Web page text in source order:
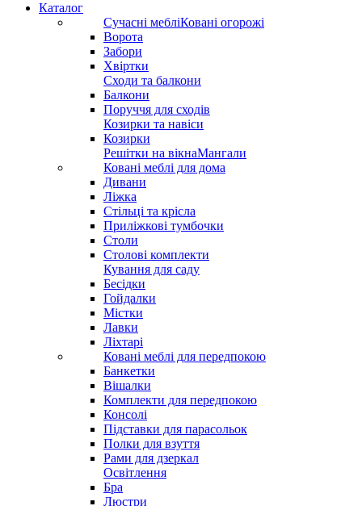
Каталог
Сучасні мебліКовані огорожі
Ворота
Забори
Хвіртки
Сходи та балкони
Балкони
Поруччя для сходів
Козирки та навіси
Козирки
Решітки на вікнаМангали
Ковані меблі для дома
Дивани
Ліжка
Стільці та крісла
Приліжкові тумбочки
Столи
Столові комплекти
Кування для саду
Бесідки
Гойдалки
Містки
Лавки
Ліхтарі
Ковані меблі для передпокою
Банкетки
Вішалки
Комплекти для передпокою
Консолі
Підставки для парасольок
Полки для взуття
Рами для дзеркал
Освітлення
Бра
Люстри